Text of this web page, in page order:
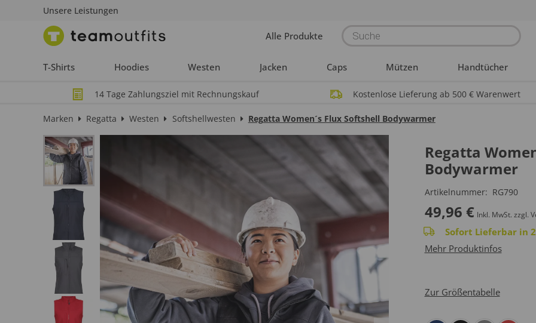
Unsere Leistungen
Alle Produkte Products
search
T-Shirts Hoodies Westen Jacken Caps Mützen Handtücher
14 Tage Zahlungsziel mit Rechnungskauf Kostenlose Lieferung ab 500 € Warenwert
Marken Regatta Westen Softshellwesten Regatta Women´s Flux Softshell Bodywarmer
Regatta
Bodywarmer
Artikelnummer: RG790
49,96 € Inkl. MwSt. zzgl.
Sofort Lieferbar in
Mehr Produktinfos
Zur Größentabelle